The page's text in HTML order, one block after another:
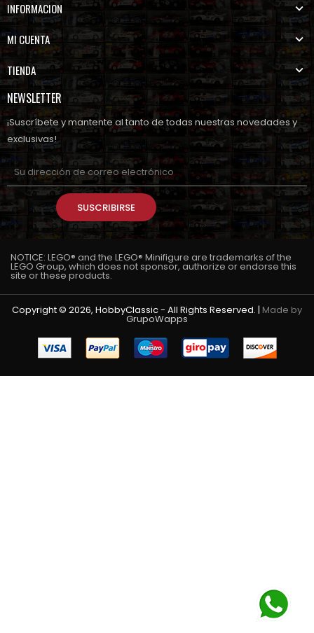
INFORMACION
MI CUENTA
TIENDA
NEWSLETTER
¡Suscríbete y mantente al tanto de todas nuestras novedades y
exclusivas!
SUSCRIBIRSE
NOTICE: LEGO® and the LEGO® Minifigure are trademarks of the
LEGO Group, which does not sponsor, authorize or endorse this
site or these products.
Copyright © 2026, HobbyClassic - All Rights Reserved. | Made by
GrupoWapps